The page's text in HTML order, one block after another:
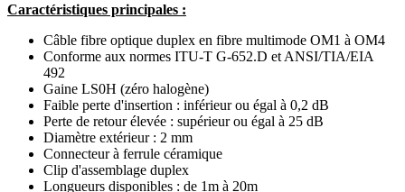
Caractéristiques principales :
Câble fibre optique duplex en fibre multimode OM1 à OM4
Conforme aux normes ITU-T G-652.D et ANSI/TIA/EIA
492
Gaine LS0H (zéro halogène)
Faible perte d'insertion : inférieur ou égal à 0,2 dB
Perte de retour élevée : supérieur ou égal à 25 dB
Diamètre extérieur : 2 mm
Connecteur à ferrule céramique
Clip d'assemblage duplex
Longueurs disponibles : de 1m à 20m